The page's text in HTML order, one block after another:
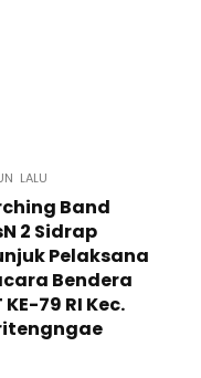
LALU
Band
2 Sidrap
Pelaksana
Bendera
KE-79 RI Kec.